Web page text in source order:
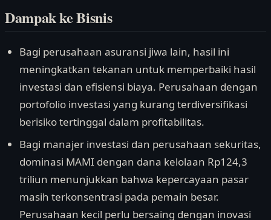
Dampak ke Bisnis
Bagi perusahaan asuransi jiwa lain, hasil ini
meningkatkan tekanan untuk memperbaiki hasil
investasi dan efisiensi biaya. Perusahaan dengan
portofolio investasi yang kurang terdiversifikasi
berisiko tertinggal dalam profitabilitas.
Bagi manajer investasi dan perusahaan sekuritas,
dominasi MAMI dengan dana kelolaan Rp124,3
triliun menunjukkan bahwa kepercayaan pasar
masih terkonsentrasi pada pemain besar.
Perusahaan kecil perlu bersaing dengan inovasi